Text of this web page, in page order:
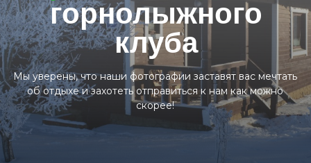
Главная О нас Фотогалерея
/
/
Коттеджи шале
/
Мы уверены, что наши фотографии заставят вас мечтать
об отдыхе и захотеть отправиться к нам как можно
скорее!